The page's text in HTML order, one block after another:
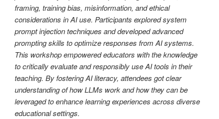
framing, training bias, misinformation, and ethical
considerations in AI use. Participants explored system
prompt injection techniques and developed advanced
prompting skills to optimize responses from AI systems.
This workshop empowered educators with the knowledge
to critically evaluate and responsibly use AI tools in their
teaching. By fostering AI literacy, attendees got clear
understanding of how LLMs work and how they can be
leveraged to enhance learning experiences across diverse
educational settings.